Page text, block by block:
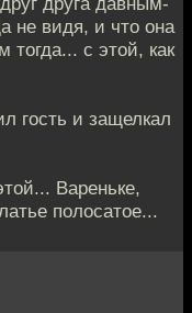
не видя, и что она
тогда... с этой, как
гость и защелкал
Вареньке,
полосатое...